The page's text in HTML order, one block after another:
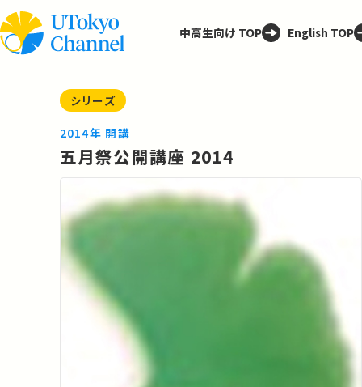
中高生向け TOP English TOP
シリーズ
2014年 開講
五月祭公開講座 2014